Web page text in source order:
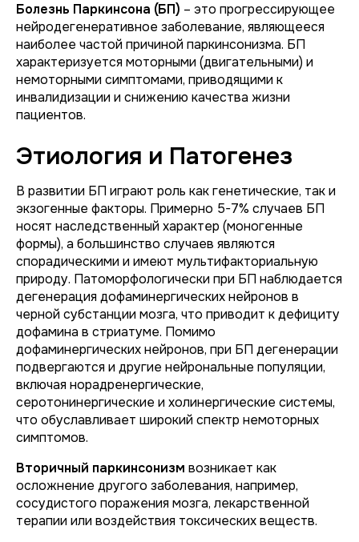
Болезнь Паркинсона (БП) – это прогрессирующее
нейродегенеративное заболевание, являющееся
наиболее частой причиной паркинсонизма. БП
характеризуется моторными (двигательными) и
немоторными симптомами, приводящими к
инвалидизации и снижению качества жизни
пациентов.
Этиология и Патогенез
В развитии БП играют роль как генетические, так и
экзогенные факторы. Примерно 5-7% случаев БП
носят наследственный характер (моногенные
формы), а большинство случаев являются
спорадическими и имеют мультифакториальную
природу. Патоморфологически при БП наблюдается
дегенерация дофаминергических нейронов в
черной субстанции мозга, что приводит к дефициту
дофамина в стриатуме. Помимо
дофаминергических нейронов, при БП дегенерации
подвергаются и другие нейрональные популяции,
включая норадренергические,
серотонинергические и холинергические системы,
что обуславливает широкий спектр немоторных
симптомов.
Вторичный паркинсонизм возникает как
осложнение другого заболевания, например,
сосудистого поражения мозга, лекарственной
терапии или воздействия токсических веществ.